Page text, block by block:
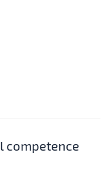
competence